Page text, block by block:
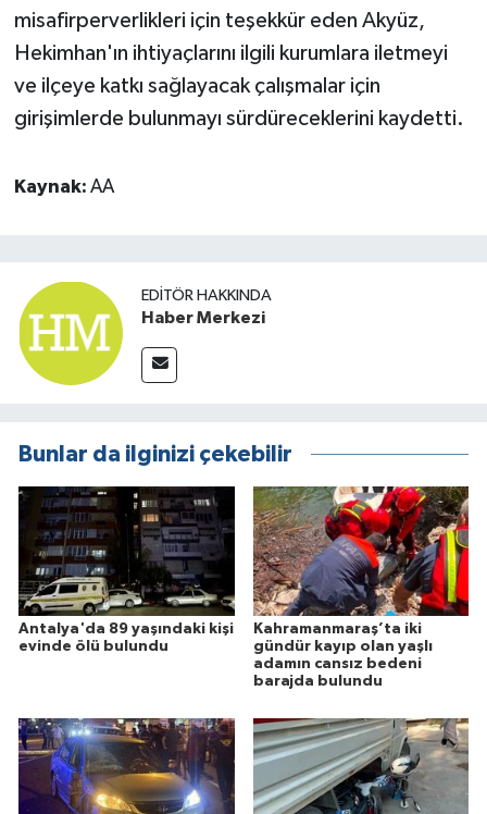
misafirperverlikleri için teşekkür eden Akyüz,
Hekimhan'ın ihtiyaçlarını ilgili kurumlara iletmeyi
ve ilçeye katkı sağlayacak çalışmalar için
girişimlerde bulunmayı sürdüreceklerini kaydetti.
Kaynak: AA
EDITÖR HAKKINDA
Haber Merkezi
Bunlar da ilginizi çekebilir
Antalya'da 89 yaşındaki kişi
evinde ölü bulundu
Kahramanmaraş’ta iki
gündür kayıp olan yaşlı
adamın cansız bedeni
barajda bulundu